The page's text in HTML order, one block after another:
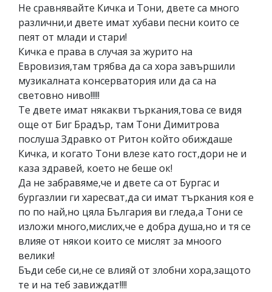
Не сравнявайте Кичка и Тони, двете са много
различни,и двете имат хубави песни които се
пеят от млади и стари!
Кичка е права в случая за журито на
Евровизия,там трябва да са хора завършили
музикалната консерватория или да са на
световно ниво!!!!!
Те двете имат някакви търкания,това се видя
още от Биг Брадър, там Тони Димитрова
послуша Здравко от Ритон който обиждаше
Кичка, и когато Тони влезе като гост,дори не и
каза здравей, което не беше ок!
Да не забравяме,че и двете са от Бургас и
бургазлии ги харесват,да си имат търкания коя е
по по най,но цяла България ви гледа,а Тони се
изложи много,мислих,че е добра душа,но и тя се
влияе от някои които се мислят за мноого
велики!
Бъди себе си,не се влияй от злобни хора,защото
те и на теб завиждат!!!!